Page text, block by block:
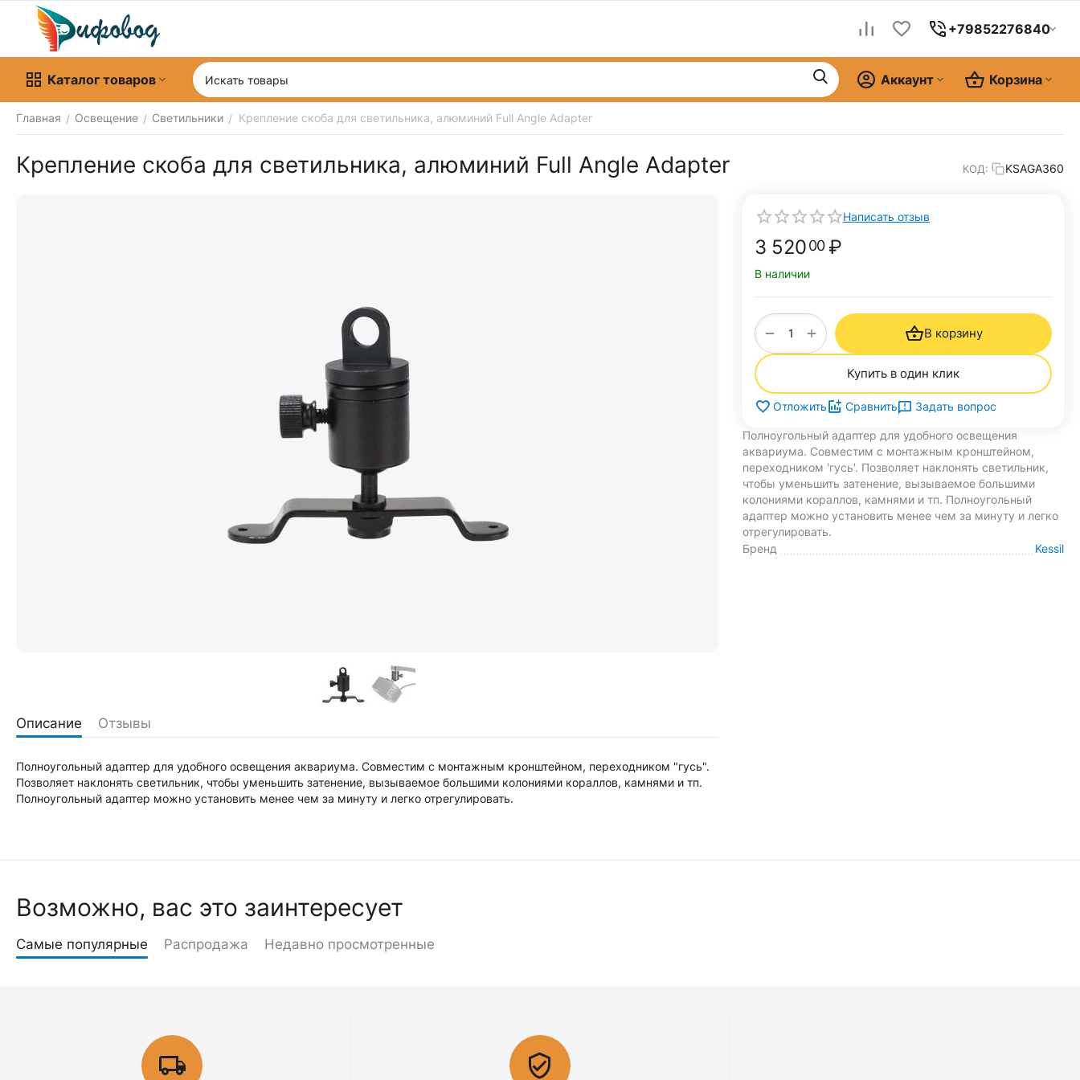
+79852276840
Каталог товаров Корзина
Аккаунт
Главная / Освещение / Светильники / Крепление скоба для светильника, алюминий Full Angle Adapter
Крепление скоба для светильника, алюминий Full Angle Adapter КОД: KSAGA360
Написать отзыв
3 52000 ₽
В наличии
+
− В корзину
Купить в один клик
Отложить Сравнить Задать вопрос
Полноугольный адаптер для удобного освещения
аквариума. Совместим с монтажным кронштейном,
переходником 'гусь'. Позволяет наклонять светильник,
чтобы уменьшить затенение, вызываемое большими
колониями кораллов, камнями и тп. Полноугольный
адаптер можно установить менее чем за минуту и легко
отрегулировать.
Бренд
Kessil
Описание Отзывы
Полноугольный адаптер для удобного освещения аквариума. Совместим с монтажным кронштейном, переходником "гусь".
Позволяет наклонять светильник, чтобы уменьшить затенение, вызываемое большими колониями кораллов, камнями и тп.
Полноугольный адаптер можно установить менее чем за минуту и легко отрегулировать.
Возможно, вас это заинтересует
Самые популярные Распродажа Недавно просмотренные